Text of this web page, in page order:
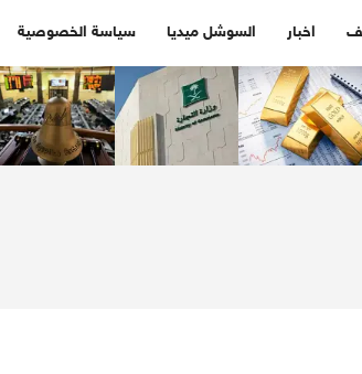
اخبار السوشل ميديا سياسة الخصوصية